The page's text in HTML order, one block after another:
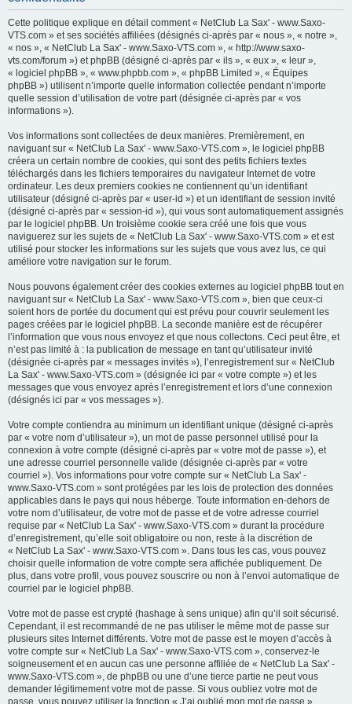
h
Cette politique explique en détail comment « NetClub La Sax' - www.Saxo-
VTS.com » et ses sociétés affiliées (désignés ci-après par « nous », « notre »,
« nos », « NetClub La Sax' - www.Saxo-VTS.com », « http://www.saxo-
vts.com/forum ») et phpBB (désigné ci-après par « ils », « eux », « leur »,
« logiciel phpBB », « www.phpbb.com », « phpBB Limited », « Équipes
phpBB ») utilisent n’importe quelle information collectée pendant n’importe
quelle session d’utilisation de votre part (désignée ci-après par « vos
informations »).
Vos informations sont collectées de deux manières. Premièrement, en
naviguant sur « NetClub La Sax' - www.Saxo-VTS.com », le logiciel phpBB
créera un certain nombre de cookies, qui sont des petits fichiers textes
téléchargés dans les fichiers temporaires du navigateur Internet de votre
ordinateur. Les deux premiers cookies ne contiennent qu’un identifiant
utilisateur (désigné ci-après par « user-id ») et un identifiant de session invité
(désigné ci-après par « session-id »), qui vous sont automatiquement assignés
par le logiciel phpBB. Un troisième cookie sera créé une fois que vous
naviguerez sur les sujets de « NetClub La Sax' - www.Saxo-VTS.com » et est
utilisé pour stocker les informations sur les sujets que vous avez lus, ce qui
améliore votre navigation sur le forum.
Nous pouvons également créer des cookies externes au logiciel phpBB tout en
naviguant sur « NetClub La Sax' - www.Saxo-VTS.com », bien que ceux-ci
soient hors de portée du document qui est prévu pour couvrir seulement les
pages créées par le logiciel phpBB. La seconde manière est de récupérer
l’information que vous nous envoyez et que nous collectons. Ceci peut être, et
n’est pas limité à : la publication de message en tant qu’utilisateur invité
(désignée ci-après par « messages invités »), l’enregistrement sur « NetClub
La Sax' - www.Saxo-VTS.com » (désignée ici par « votre compte ») et les
messages que vous envoyez après l’enregistrement et lors d’une connexion
(désignés ici par « vos messages »).
Votre compte contiendra au minimum un identifiant unique (désigné ci-après
par « votre nom d’utilisateur »), un mot de passe personnel utilisé pour la
connexion à votre compte (désigné ci-après par « votre mot de passe »), et
une adresse courriel personnelle valide (désignée ci-après par « votre
courriel »). Vos informations pour votre compte sur « NetClub La Sax' -
www.Saxo-VTS.com » sont protégées par les lois de protection des données
applicables dans le pays qui nous héberge. Toute information en-dehors de
votre nom d’utilisateur, de votre mot de passe et de votre adresse courriel
requise par « NetClub La Sax' - www.Saxo-VTS.com » durant la procédure
d’enregistrement, qu’elle soit obligatoire ou non, reste à la discrétion de
« NetClub La Sax' - www.Saxo-VTS.com ». Dans tous les cas, vous pouvez
choisir quelle information de votre compte sera affichée publiquement. De
plus, dans votre profil, vous pouvez souscrire ou non à l’envoi automatique de
courriel par le logiciel phpBB.
Votre mot de passe est crypté (hashage à sens unique) afin qu’il soit sécurisé.
Cependant, il est recommandé de ne pas utiliser le même mot de passe sur
plusieurs sites Internet différents. Votre mot de passe est le moyen d’accès à
votre compte sur « NetClub La Sax' - www.Saxo-VTS.com », conservez-le
soigneusement et en aucun cas une personne affiliée de « NetClub La Sax' -
www.Saxo-VTS.com », de phpBB ou une d’une tierce partie ne peut vous
demander légitimement votre mot de passe. Si vous oubliez votre mot de
passe, vous pouvez utiliser la fonction « J’ai oublié mon mot de passe »